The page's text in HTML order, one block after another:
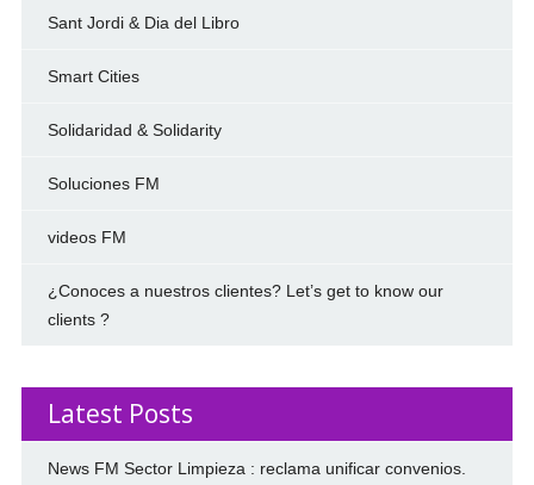
Sant Jordi & Dia del Libro
Smart Cities
Solidaridad & Solidarity
Soluciones FM
videos FM
¿Conoces a nuestros clientes? Let’s get to know our
clients ?
Latest Posts
News FM Sector Limpieza : reclama unificar convenios.